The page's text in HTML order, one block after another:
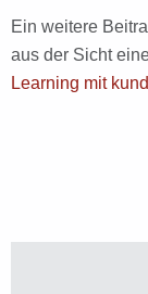
Ein weitere
aus der Sicht
Learning mit